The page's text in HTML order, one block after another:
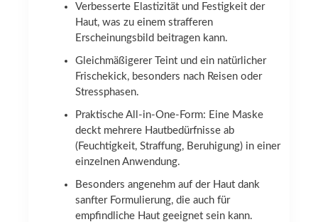
Verbesserte Elastizität und Festigkeit der
Haut, was zu einem strafferen
Erscheinungsbild beitragen kann.
Gleichmäßigerer Teint und ein natürlicher
Frischekick, besonders nach Reisen oder
Stressphasen.
Praktische All-in-One-Form: Eine Maske
deckt mehrere Hautbedürfnisse ab
(Feuchtigkeit, Straffung, Beruhigung) in einer
einzelnen Anwendung.
Besonders angenehm auf der Haut dank
sanfter Formulierung, die auch für
empfindliche Haut geeignet sein kann.